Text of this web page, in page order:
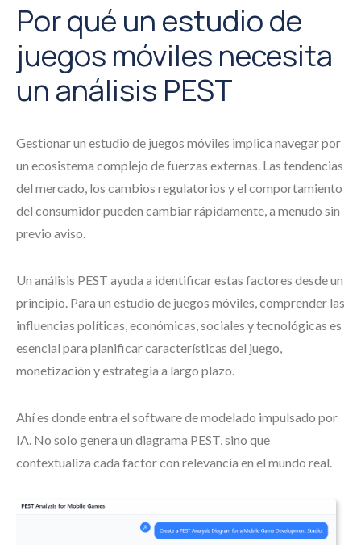
Por qué un estudio de
juegos móviles necesita
un análisis PEST
Gestionar un estudio de juegos móviles implica navegar por
un ecosistema complejo de fuerzas externas. Las tendencias
del mercado, los cambios regulatorios y el comportamiento
del consumidor pueden cambiar rápidamente, a menudo sin
previo aviso.
Un análisis PEST ayuda a identificar estas factores desde un
principio. Para un estudio de juegos móviles, comprender las
influencias políticas, económicas, sociales y tecnológicas es
esencial para planificar características del juego,
monetización y estrategia a largo plazo.
Ahí es donde entra el software de modelado impulsado por
IA. No solo genera un diagrama PEST, sino que
contextualiza cada factor con relevancia en el mundo real.